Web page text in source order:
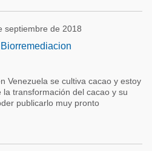
septiembre de 2018
Venezuela se cultiva cacao y estoy
transformación del cacao y su
publicarlo muy pronto